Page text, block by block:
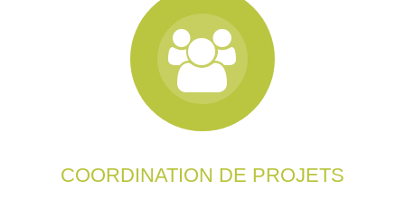
COORDINATION DE PROJETS